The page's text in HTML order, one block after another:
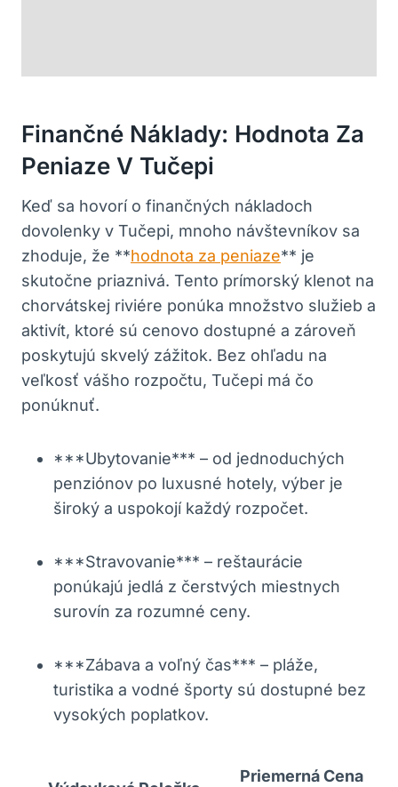
Finančné Náklady: Hodnota Za
Peniaze V Tučepi
Keď sa hovorí o finančných nákladoch
dovolenky v Tučepi, mnoho návštevníkov sa
zhoduje, že **hodnota za peniaze** je
skutočne priaznivá. Tento prímorský klenot na
chorvátskej riviére ponúka množstvo služieb a
aktivít, ktoré sú cenovo dostupné a zároveň
poskytujú skvelý zážitok. Bez ohľadu na
veľkosť vášho rozpočtu, Tučepi má čo
ponúknuť.
***Ubytovanie*** – od jednoduchých
penziónov po luxusné hotely, výber je
široký a uspokojí každý rozpočet.
***Stravovanie*** – reštaurácie
ponúkajú jedlá z čerstvých miestnych
surovín za rozumné ceny.
***Zábava a voľný čas*** – pláže,
turistika a vodné športy sú dostupné bez
vysokých poplatkov.
Priemerná Cena